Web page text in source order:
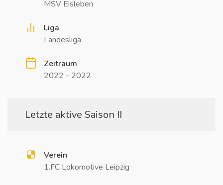
MSV Eisleben
Liga
Landesliga
Zeitraum
2022 - 2022
Letzte aktive Saison II
Verein
1.FC Lokomotive Leipzig